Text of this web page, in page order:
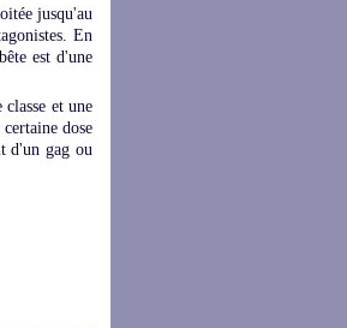
jusqu'au
En
est d'une
et une
dose
d'un gag ou